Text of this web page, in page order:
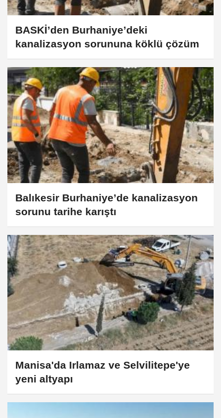
BASKİ’den Burhaniye’deki
kanalizasyon sorununa köklü çözüm
Balıkesir Burhaniye’de kanalizasyon
sorunu tarihe karıştı
Manisa'da Irlamaz ve Selvilitepe'ye
yeni altyapı